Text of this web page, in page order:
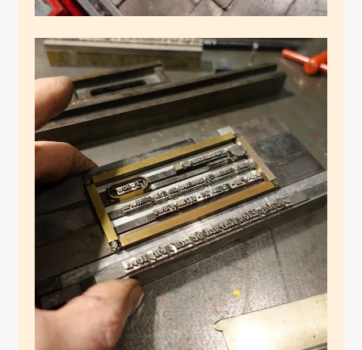
Blei-Tweet
Dezember 29, 2024